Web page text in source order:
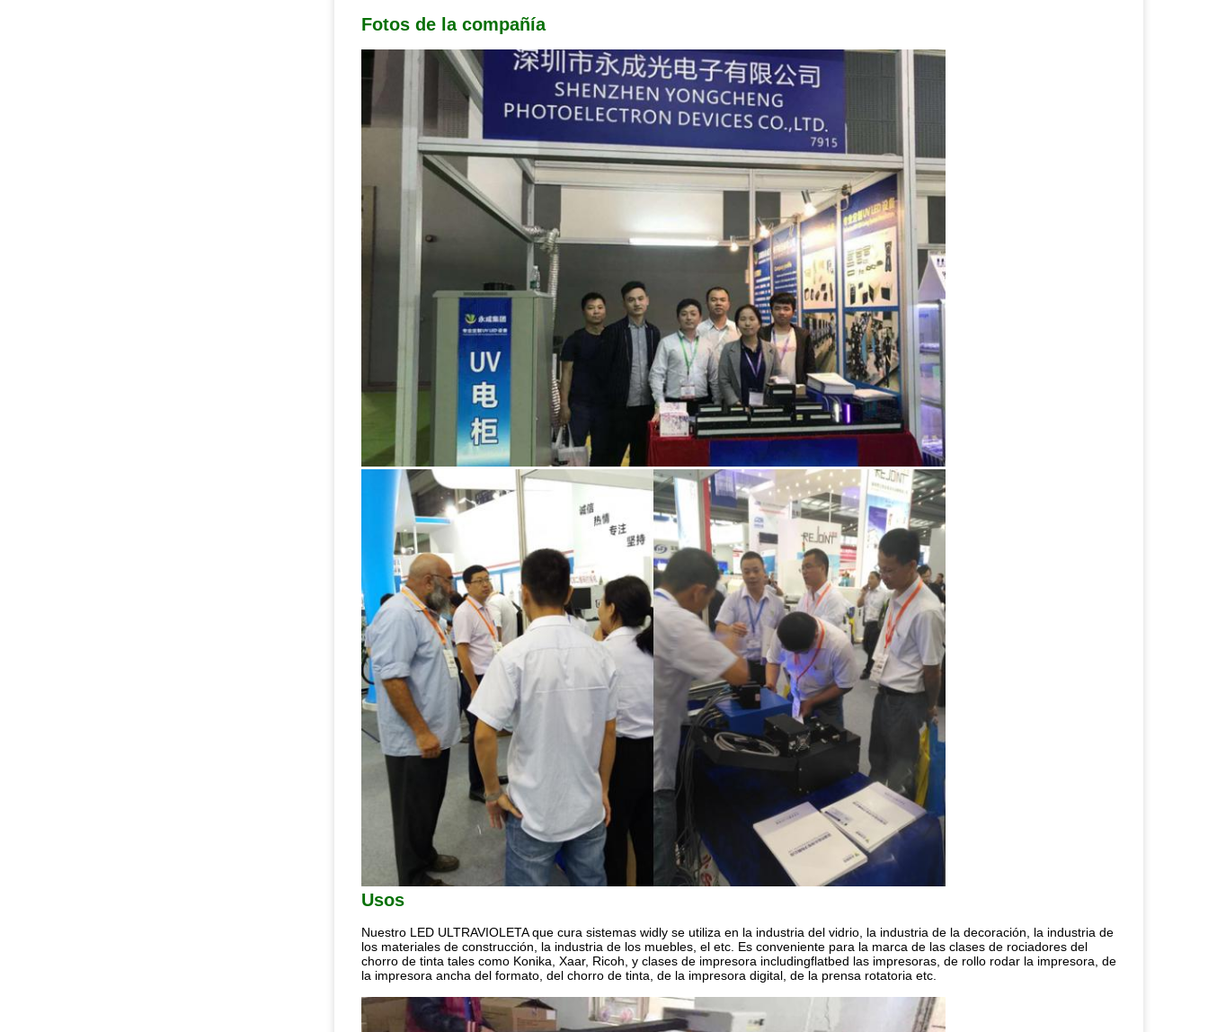
Fotos de la compañía
Usos
Nuestro LED ULTRAVIOLETA que cura sistemas widly se utiliza en la industria del vidrio, la industria de la decoración, la industria de
los materiales de construcción, la industria de los muebles, el etc. Es conveniente para la marca de las clases de rociadores del
chorro de tinta tales como Konika, Xaar, Ricoh, y clases de impresora includingflatbed las impresoras, de rollo rodar la impresora, de
la impresora ancha del formato, del chorro de tinta, de la impresora digital, de la prensa rotatoria etc.